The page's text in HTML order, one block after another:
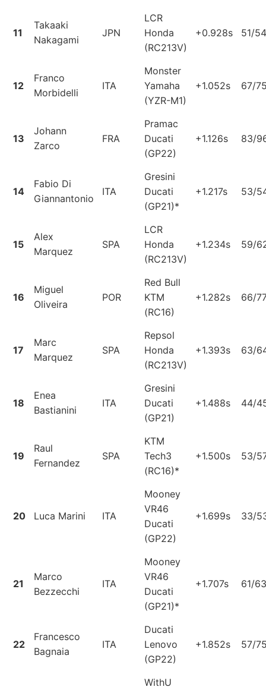
11
Takaaki
Nakagami
JPN
LCR
Honda
(RC213V)
+0.928s 51/54
12
Franco
Morbidelli
ITA
Monster
Yamaha
(YZR-M1)
+1.052s 67/
13
Johann
Zarco
FRA
Pramac
Ducati
(GP22)
+1.126s 83/
14
Fabio Di
Giannantonio
ITA
Gresini
Ducati
(GP21)*
+1.217s 53/
15
Alex
Marquez
SPA
LCR
Honda
(RC213V)
+1.234s 59/
16
Miguel
Oliveira
POR
Red Bull
KTM
(RC16)
+1.282s 66/
17
Marc
Marquez
SPA
Repsol
Honda
(RC213V)
+1.393s 63/
18
Enea
Bastianini
ITA
Gresini
Ducati
(GP21)
+1.488s 44/
19
Raul
Fernandez
SPA
KTM
Tech3
(RC16)*
+1.500s 53/
20 Luca Marini ITA
Mooney
VR46
Ducati
(GP22)
+1.699s 33/
21
Marco
Bezzecchi
ITA
Mooney
VR46
Ducati
(GP21)*
+1.707s 61/63
22
Francesco
Bagnaia
ITA
Ducati
Lenovo
(GP22)
+1.852s 57/
WithU